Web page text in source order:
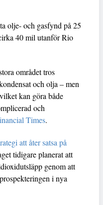
olje- och gasfynd på 25
40 mil utanför Rio
området tros
och olja – men
kan göra både
och
Times.
att åter satsa på
tidigare planerat att
genom att
i nya